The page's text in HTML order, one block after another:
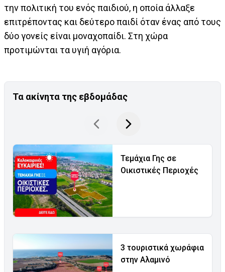
την πολιτική του ενός παιδιού, η οποία άλλαξε
επιτρέποντας και δεύτερο παιδί όταν ένας από τους
δύο γονείς είναι μοναχοπαίδι. Στη χώρα
προτιμώνται τα υγιή αγόρια.
Τα ακίνητα της εβδομάδας
Τεμάχια Γης σε
Οικιστικές Περιοχές
3 τουριστικά χωράφια
στην Αλαμινό